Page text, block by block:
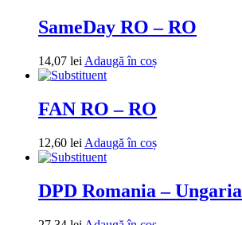
SameDay RO – RO
14,07 lei Adaugă în coș
FAN RO – RO
12,60 lei Adaugă în coș
DPD Romania – Ungaria